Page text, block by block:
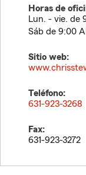
Horas de
Lun. - vie. de
Sáb de 9:00
Sitio web:
Teléfono:
631-923-3268
Fax:
631-923-3272